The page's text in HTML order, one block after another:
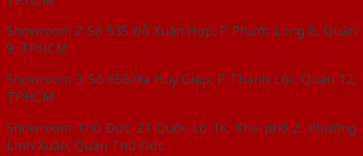
Showroom 2: Số 535 Đỗ Xuân Hợp, P. Phước Long B, Quận
9, TP.HCM
Showroom 3: Số 656 Hà Huy Giáp, P. Thạnh Lộc, Quận 12,
TP.HCM
Showroom Thủ Đức: 21 Quốc Lộ 1K, Khu phố 2, Phường
Linh Xuân, Quận Thủ Đức.